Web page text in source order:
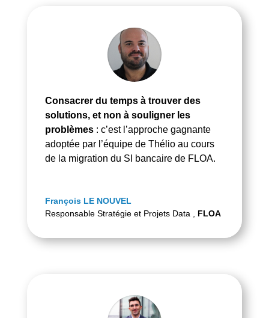
Consacrer du temps à trouver des
solutions, et non à souligner les
problèmes: c’est l’approche gagnante
adoptée par l’équipe de Thélio au cours
de la migration du SI bancaire de FLOA.
François LE NOUVEL
Responsable Stratégie et Projets Data
FLOA